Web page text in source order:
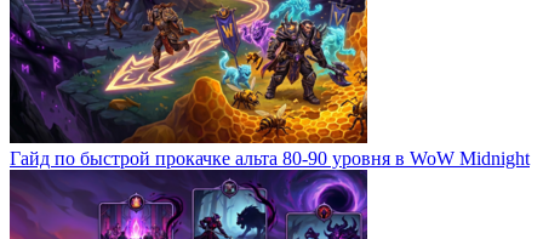
Гайд по быстрой прокачке альта 80-90 уровня в WoW Midnight